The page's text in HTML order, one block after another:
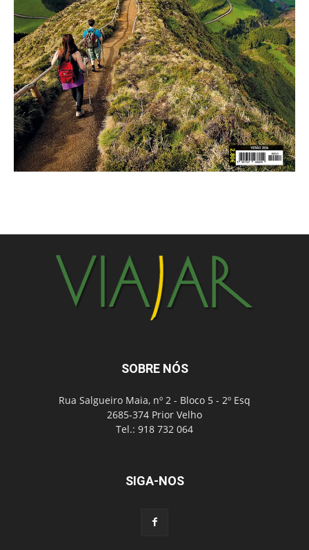
SOBRE NÓS
Rua Salgueiro Maia, nº 2 - Bloco 5 - 2º Esq
2685-374 Prior Velho
Tel.: 918 732 064
SIGA-NOS